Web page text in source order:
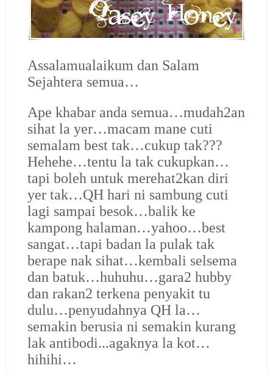
Assalamualaikum dan Salam
Sejahtera semua…
Ape khabar anda semua…mudah2an
sihat la yer…macam mane cuti
semalam best tak…cukup tak???
Hehehe…tentu la tak cukupkan…
tapi boleh untuk merehat2kan diri
yer tak…QH hari ni sambung cuti
lagi sampai besok…balik ke
kampong halaman…yahoo…best
sangat…tapi badan la pulak tak
berape nak sihat…kembali selsema
dan batuk…huhuhu…gara2 hubby
dan rakan2 terkena penyakit tu
dulu…penyudahnya QH la…
semakin berusia ni semakin kurang
lak antibodi...agaknya la kot…
hihihi…